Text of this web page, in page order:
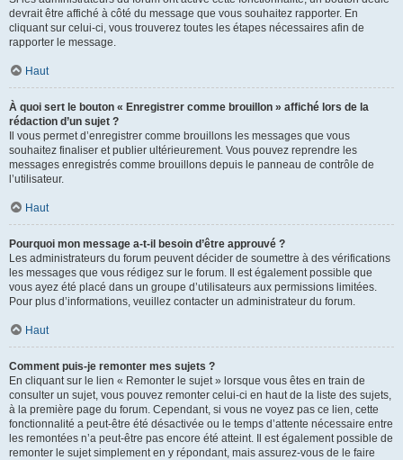
devrait être affiché à côté du message que vous souhaitez rapporter. En
cliquant sur celui-ci, vous trouverez toutes les étapes nécessaires afin de
rapporter le message.
Haut
À quoi sert le bouton « Enregistrer comme brouillon » affiché lors de la
rédaction d’un sujet ?
Il vous permet d’enregistrer comme brouillons les messages que vous
souhaitez finaliser et publier ultérieurement. Vous pouvez reprendre les
messages enregistrés comme brouillons depuis le panneau de contrôle de
l’utilisateur.
Haut
Pourquoi mon message a-t-il besoin d’être approuvé ?
Les administrateurs du forum peuvent décider de soumettre à des vérifications
les messages que vous rédigez sur le forum. Il est également possible que
vous ayez été placé dans un groupe d’utilisateurs aux permissions limitées.
Pour plus d’informations, veuillez contacter un administrateur du forum.
Haut
Comment puis-je remonter mes sujets ?
En cliquant sur le lien « Remonter le sujet » lorsque vous êtes en train de
consulter un sujet, vous pouvez remonter celui-ci en haut de la liste des sujets,
à la première page du forum. Cependant, si vous ne voyez pas ce lien, cette
fonctionnalité a peut-être été désactivée ou le temps d’attente nécessaire entre
les remontées n’a peut-être pas encore été atteint. Il est également possible de
remonter le sujet simplement en y répondant, mais assurez-vous de le faire